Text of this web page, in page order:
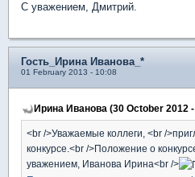
С уважением, Дмитрий.
Гость_Ирина Иванова_*
01 February 2013 - 10:08
Ирина Иванова (30 October 2012
<br />Уважаемые коллеги, <br /
конкурсе.<br />Положение о
уважением, Иванова Ирина<br />